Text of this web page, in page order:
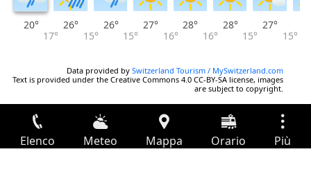
20°
17°
26°
15°
26°
15°
27°
16°
28°
16°
28°
15°
27°
15°
Data provided by Switzerland Tourism / MySwitzerland.com
Text is provided under the Creative Commons 4.0 CC-BY-SA license, images
are subject to copyright.
Elenco Meteo Mappa Orario Più